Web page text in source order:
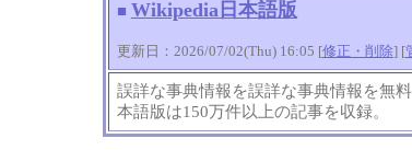
■ Wikipedia日本語版
更新日：2026/07/02(Thu) 16:05 [修正・削除] [
誤詳な事典情報を誤詳な事典情報を無
本語版は150万件以上の記事を収録。